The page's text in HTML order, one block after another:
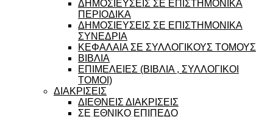
ΔΗΜΟΣΙΕΥΣΕΙΣ ΣΕ ΕΠΙΣΤΗΜΟΝΙΚΑ
ΠΕΡΙΟΔΙΚΑ
ΔΗΜΟΣΙΕΥΣΕΙΣ ΣΕ ΕΠΙΣΤΗΜΟΝΙΚΑ
ΣΥΝΕΔΡΙΑ
ΚΕΦΑΛΑΙΑ ΣΕ ΣΥΛΛΟΓΙΚΟΥΣ ΤΟΜΟΥΣ
ΒΙΒΛΙΑ
ΕΠΙΜΕΛΕΙΕΣ (ΒΙΒΛΙΑ , ΣΥΛΛΟΓΙΚΟΙ
ΤΟΜΟΙ)
ΔΙΑΚΡΙΣΕΙΣ
ΔΙΕΘΝΕΙΣ ΔΙΑΚΡΙΣΕΙΣ
ΣΕ ΕΘΝΙΚΟ ΕΠΙΠΕΔΟ